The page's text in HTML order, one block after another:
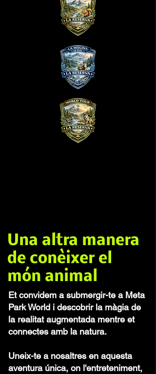
Una altra manera
de conèixer el
món animal
Et convidem a submergir-te a Meta
Park World i descobrir la màgia de
la realitat augmentada mentre et
connectes amb la natura.
Uneix-te a nosaltres en aquesta
aventura única, on l'entreteniment,